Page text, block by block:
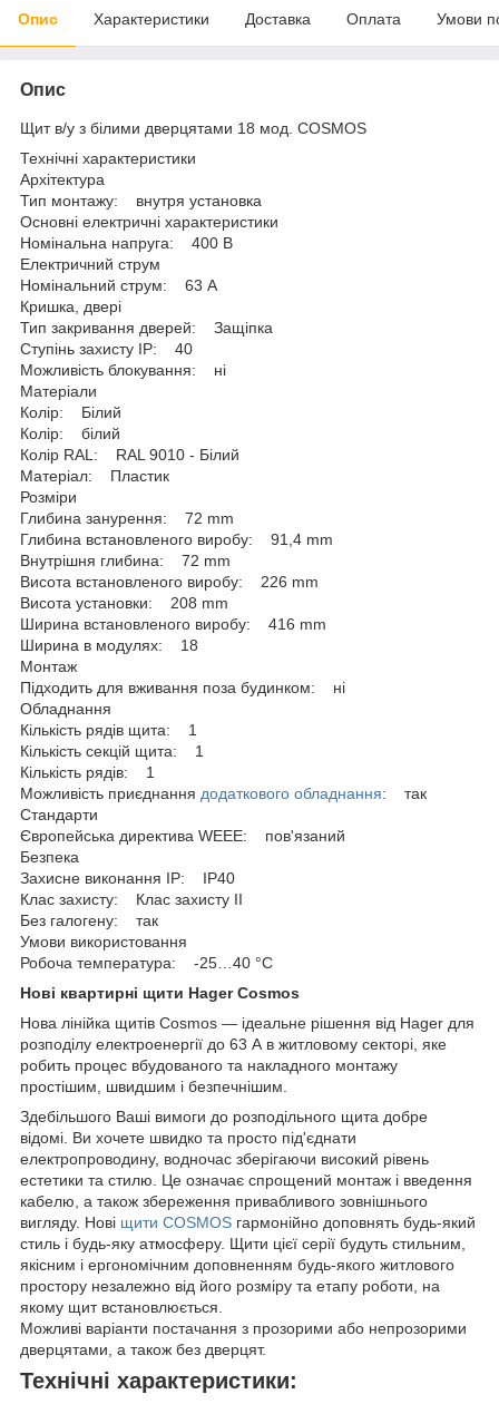
Опис Характеристики Доставка Оплата Умови
Опис
Щит в/у з білими дверцятами 18 мод. COSMOS
Технічні характеристики
Архітектура
Тип монтажу: внутря установка
Основні електричні характеристики
Номінальна напруга: 400 B
Електричний струм
Номінальний струм: 63 A
Кришка, двері
Тип закривання дверей: Защіпка
Ступінь захисту IP: 40
Можливість блокування: ні
Матеріали
Колір: Білий
Колір: білий
Колір RAL: RAL 9010 - Білий
Матеріал: Пластик
Розміри
Глибина занурення: 72 mm
Глибина встановленого виробу: 91,4 mm
Внутрішня глибина: 72 mm
Висота встановленого виробу: 226 mm
Висота установки: 208 mm
Ширина встановленого виробу: 416 mm
Ширина в модулях: 18
Монтаж
Підходить для вживання поза будинком: ні
Обладнання
Кількість рядів щита: 1
Кількість секцій щита: 1
Кількість рядів: 1
Можливість приєднання додаткового обладнання: так
Стандарти
Європейська директива WEEE: пов'язаний
Безпека
Захисне виконання ІР: IP40
Клас захисту: Клас захисту IІ
Без галогену: так
Умови використовання
Робоча температура: -25…40 °C
Нові квартирні щити Hager Cosmos
Нова лінійка щитів Cosmos — ідеальне рішення від Hager для
розподілу електроенергії до 63 А в житловому секторі, яке
робить процес вбудованого та накладного монтажу
простішим, швидшим і безпечнішим.
Здебільшого Ваші вимоги до розподільного щита добре
відомі. Ви хочете швидко та просто під'єднати
електропроводину, водночас зберігаючи високий рівень
естетики та стилю. Це означає спрощений монтаж і введення
кабелю, а також збереження привабливого зовнішнього
вигляду. Нові щити COSMOS гармонійно доповнять будь-який
стиль і будь-яку атмосферу. Щити цієї серії будуть стильним,
якісним і ергономічним доповненням будь-якого житлового
простору незалежно від його розміру та етапу роботи, на
якому щит встановлюється.
Можливі варіанти постачання з прозорими або непрозорими
дверцятами, а також без дверцят.
Технічні характеристики: